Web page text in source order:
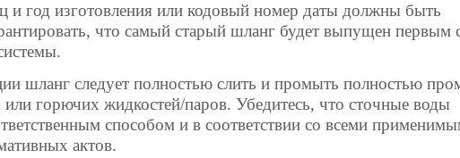
и год изготовления или кодовый номер даты должны быть
что самый старый шланг будет выпущен первым
шланг следует полностью слить и промыть полностью
горючих жидкостей/паров. Убедитесь, что сточные воды
способом и в соответствии со всеми
актов.